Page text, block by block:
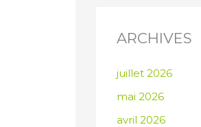
ARCHIVES
juillet 2026
mai 2026
avril 2026